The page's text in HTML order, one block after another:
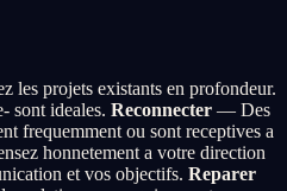
les projets existants en profondeur.
sont ideales. Reconnecter — Des
frequemment ou sont receptives a
honnetement a votre direction
et vos objectifs. Reparer